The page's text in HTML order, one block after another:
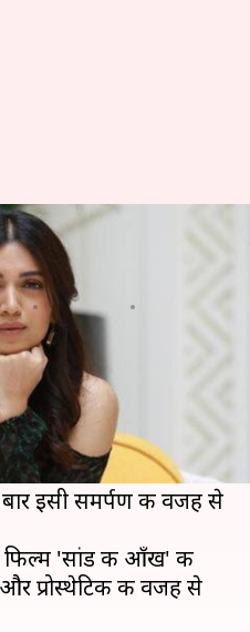
के दौरान
झुलसा
Apr 18, 2019
रोमांचक और युवा
जो अपने काम को लेकर
इसी समर्पण की वजह से
फिल्म 'सांड की आँख' की
प्रोस्थेटिक की वजह से